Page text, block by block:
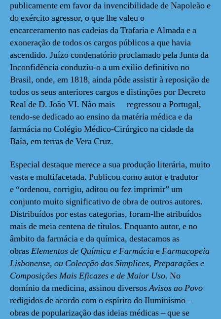
publicamente em favor da invencibilidade de Napoleão e
do exército agressor, o que lhe valeu o
encarceramento nas cadeias da Trafaria e Almada e a
exoneração de todos os cargos públicos a que havia
ascendido. Juízo condenatório proclamado pela Junta da
Inconfidência conduziu-o a um exílio definitivo no
Brasil, onde, em 1818, ainda pôde assistir à reposição de
todos os seus anteriores cargos e distinções por Decreto
Real de D. João VI. Não mais regressou a Portugal,
tendo-se dedicado ao ensino da matéria médica e da
farmácia no Colégio Médico-Cirúrgico na cidade da
Baía, em terras de Vera Cruz.
Especial destaque merece a sua produção literária, muito
vasta e multifacetada. Publicou como autor e tradutor
e “ordenou, corrigiu, aditou ou fez imprimir” um
conjunto muito significativo de obra de outros autores.
Distribuídos por estas categorias, foram-lhe atribuídos
mais de meia centena de títulos. Enquanto autor, e no
âmbito da farmácia e da química, destacamos as
obrasElementos de Química e FarmáciaeFarmacopeia
Lisbonense, ou Colecção dos Simplices, Preparações e
Composições Mais Eficazes e de Maior Uso. No
domínio da medicina, assinou diversosAvisos ao Povo
redigidos de acordo com o espírito do Iluminismo –
obras de popularização das ideias médicas – que se